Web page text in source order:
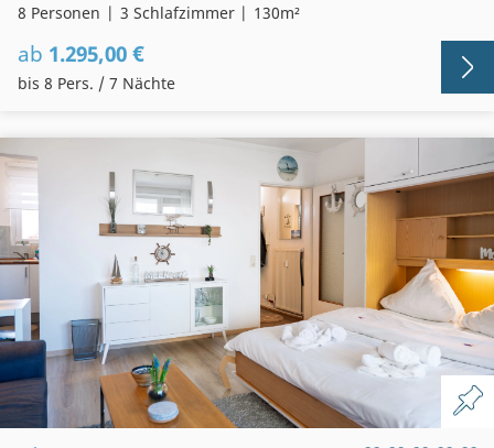
8 Personen 3 Schlafzimmer 130m²
ab 1.295,00 €
bis 8 Pers. / 7 Nächte